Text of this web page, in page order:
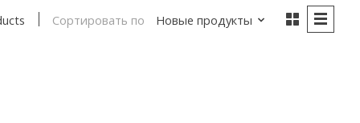
Сортировать по Новые продукты